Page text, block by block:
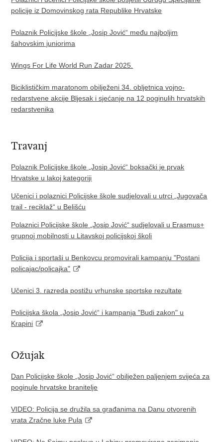
policije iz Domovinskog rata Republike Hrvatske
Polaznik Policijske škole „Josip Jović“ među najboljim
šahovskim juniorima
Wings For Life World Run Zadar 2025.
Biciklističkim maratonom obilježeni 34. obljetnica vojno-
redarstvene akcije Bljesak i sjećanje na 12 poginulih hrvatskih
redarstvenika
Travanj
Polaznik Policijske škole „Josip Jović“ boksački je prvak
Hrvatske u lakoj kategoriji​
Učenici i polaznici Policijske škole sudjelovali u utrci „Jugovača
trail - reciklaž“ u Belišću
Polaznici Policijske škole „Josip Jović“ sudjelovali u Erasmus+
grupnoj mobilnosti u Litavskoj policijskoj školi
Policija i sportaši u Benkovcu promovirali kampanju "Postani
policajac/policajka"
Učenici 3. razreda postižu vrhunske sportske rezultate
Policijska škola „Josip Jović“ i kampanja "Budi zakon" u
Krapini
Ožujak
Dan Policijske škole „Josip Jović“ obilježen paljenjem svijeća za
poginule hrvatske branitelje
VIDEO: Policija se družila sa građanima na Danu otvorenih
vrata Zračne luke Pula